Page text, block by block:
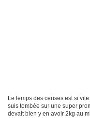
Le temps des cerises est si
suis tombée sur une super
devait bien y en avoir 2kg au